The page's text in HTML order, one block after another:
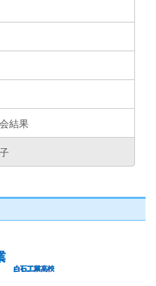
結果